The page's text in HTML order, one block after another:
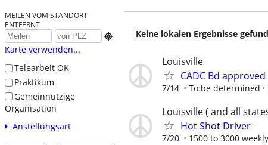
MEILEN VOM STANDORT
ENTFERNT

Karte verwenden...
Telearbeit OK
Praktikum
Gemeinnützige
Organisation
Anstellungsart
Keine lokalen Ergebnisse
Louisville
CADC Bd
7/14 To be determined
Louisville ( and all
Hot Shot Driver
7/20 1500 to 3000